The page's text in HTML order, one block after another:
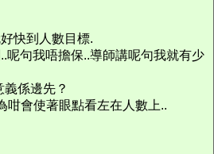
快到人數目標.
呢句我唔擔保..導師講呢句我就有少
係邊先？
咁會使著眼點看左在人數上..